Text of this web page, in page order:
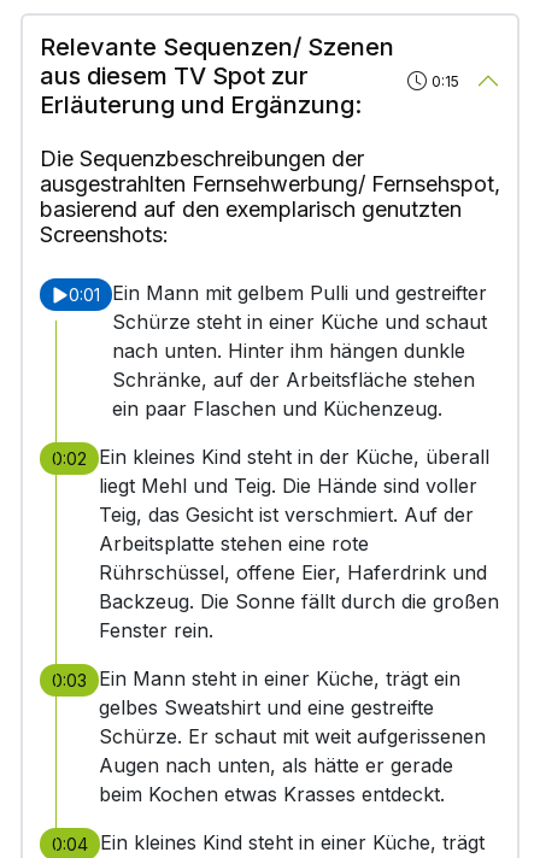
Relevante Sequenzen/ Szenen
aus diesem TV Spot zur
Erläuterung und Ergänzung:
0:15
Die Sequenzbeschreibungen der
ausgestrahlten Fernsehwerbung/ Fernsehspot,
basierend auf den exemplarisch genutzten
Screenshots:
0:01
Ein Mann mit gelbem Pulli und gestreifter
Schürze steht in einer Küche und schaut
nach unten. Hinter ihm hängen dunkle
Schränke, auf der Arbeitsfläche stehen
ein paar Flaschen und Küchenzeug.
0:02
Ein kleines Kind steht in der Küche, überall
liegt Mehl und Teig. Die Hände sind voller
Teig, das Gesicht ist verschmiert. Auf der
Arbeitsplatte stehen eine rote
Rührschüssel, offene Eier, Haferdrink und
Backzeug. Die Sonne fällt durch die großen
Fenster rein.
0:03
Ein Mann steht in einer Küche, trägt ein
gelbes Sweatshirt und eine gestreifte
Schürze. Er schaut mit weit aufgerissenen
Augen nach unten, als hätte er gerade
beim Kochen etwas Krasses entdeckt.
0:04 Ein kleines Kind steht in einer Küche, trägt